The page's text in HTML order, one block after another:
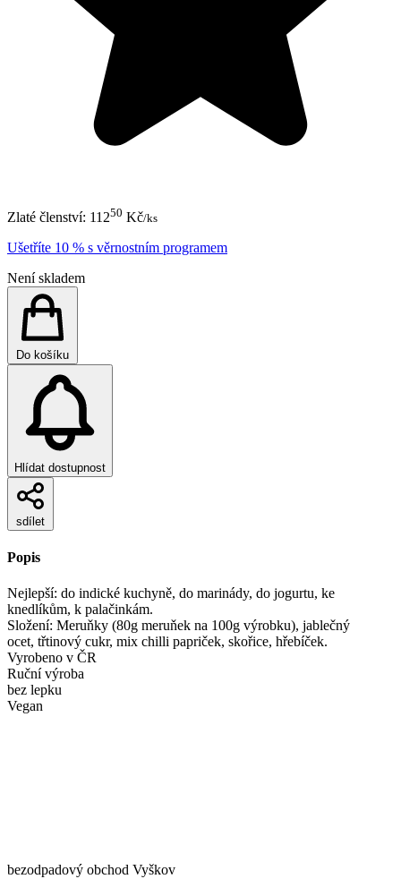
Zlaté členství: 11250 Kč/ks
Ušetříte 10 % s věrnostním programem
Není skladem
Do košíku
Hlídat dostupnost
sdílet
Popis
Nejlepší: do indické kuchyně, do marinády, do jogurtu, ke
knedlíkům, k palačinkám.
Složení: Meruňky (80g meruňek na 100g výrobku), jablečný
ocet, třtinový cukr, mix chilli papriček, skořice, hřebíček.
Vyrobeno v ČR
Ruční výroba
bez lepku
Vegan
bezodpadový obchod Vyškov